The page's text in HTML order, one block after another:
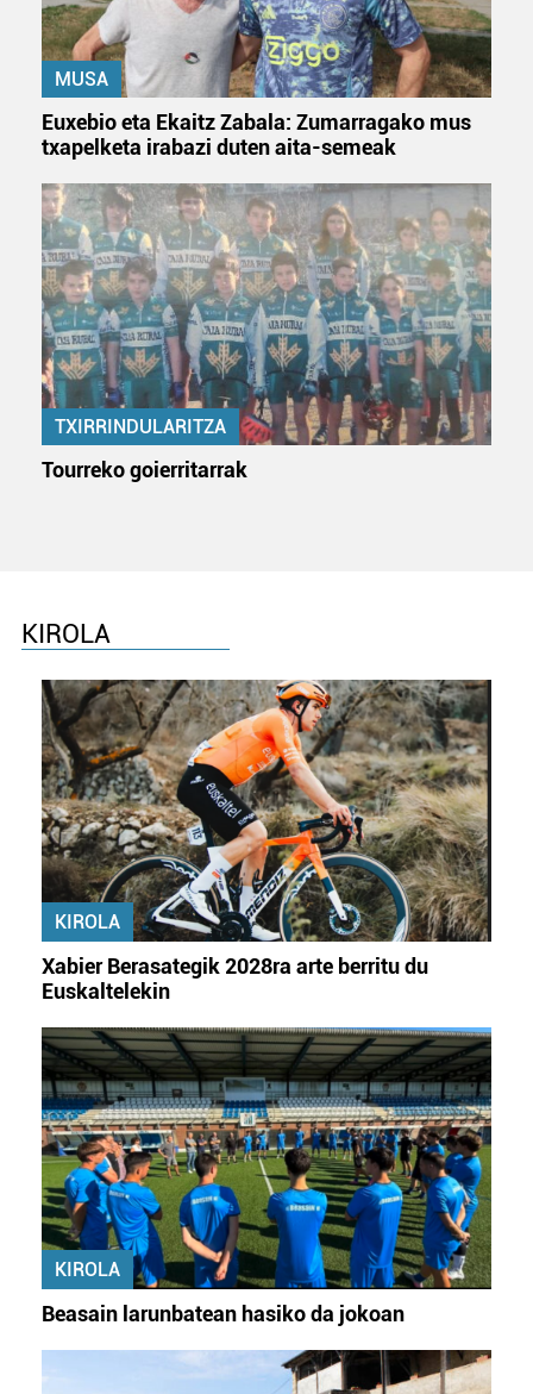
Bazkide batzuek ez dizute baimenik eskatzen, eta beren
interes komertzial legitimoetan babesten dira. Ikusi gure
bazkideen zerrenda, beren ustez zein helburutarako
dezakezun ikusteko.
Lortu zure datu pertsonalak prozesatzeko moduari
buruzko informazio gehiago eta ezarri zure lehentasunak
datuen atalean. Edozein unetan alda edo ken dezakezu
zure baimena Cookieen adierazpenean.
Webgune honek cookie propioak eta hirugarrenen cookie-
fitxategiak erabiltzen ditu. Zure esperientzia eta
zerbitzuak hobetzeko asmoz, cookie teknologiaz
baliatzen gara. Ohar hau onartuz gero, teknologia hori
erabiltzeko baimen esplizitua ematen diguzu.Gehiago
irakurri
MUSA
Euxebio eta Ekaitz Zabala: Zumarragako mus
txapelketa irabazi duten aita-semeak
TXIRRINDULARITZA
Tourreko goierritarrak
KIROLA
KIROLA
Xabier Berasategik 2028ra arte berritu du
Euskaltelekin
KIROLA
Beasain larunbatean hasiko da jokoan